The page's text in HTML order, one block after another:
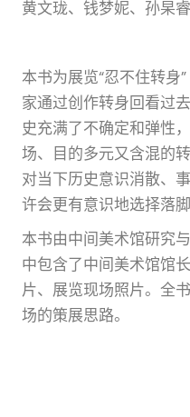
黄文珑、钱梦妮、孙杲
本书为展览“忍不住转身
家通过创作转身回看过
史充满了不确定和弹性
场、目的多元又含混的
对当下历史意识消散、
许会更有意识地选择落
本书由中间美术馆研究
中包含了中间美术馆馆
片、展览现场照片。全
场的策展思路。